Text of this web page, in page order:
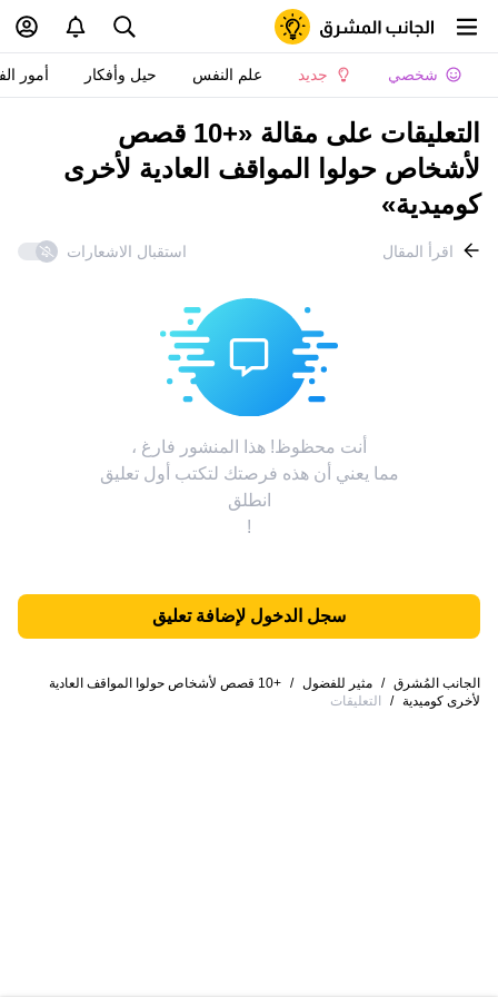
شخصي جديد علم النفس حيل وأفكار أمور
التعليقات على مقالة «+10 قصص
لأشخاص حولوا المواقف العادية لأخرى
كوميدية»
اقرأ المقال استقبال الاشعارات
أنت محظوظ! هذا المنشور فارغ ،
مما يعني أن هذه فرصتك لتكتب أول تعليق
انطلق
!
سجل الدخول لإضافة تعليق
الجانب المُشرق / مثير للفضول /
+10 قصص لأشخاص حولوا المواقف العادية
لأخرى كوميدية / التعليقات